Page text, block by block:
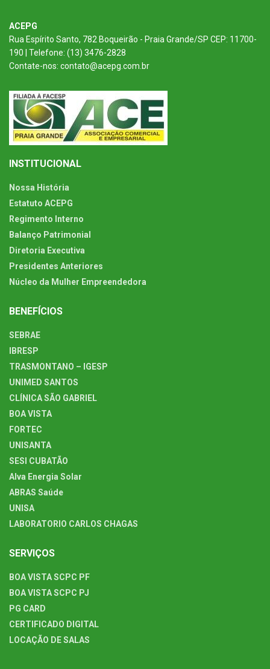
ACEPG
Rua Espírito Santo, 782 Boqueirão - Praia Grande/SP CEP: 11700-
190 | Telefone: (13) 3476-2828
Contate-nos: contato@acepg.com.br
INSTITUCIONAL
Nossa História
Estatuto ACEPG
Regimento Interno
Balanço Patrimonial
Diretoria Executiva
Presidentes Anteriores
Núcleo da Mulher Empreendedora
BENEFÍCIOS
SEBRAE
IBRESP
TRASMONTANO – IGESP
UNIMED SANTOS
CLÍNICA SÃO GABRIEL
BOA VISTA
FORTEC
UNISANTA
SESI CUBATÃO
Alva Energia Solar
ABRAS Saúde
UNISA
LABORATORIO CARLOS CHAGAS
SERVIÇOS
BOA VISTA SCPC PF
BOA VISTA SCPC PJ
PG CARD
CERTIFICADO DIGITAL
LOCAÇÃO DE SALAS